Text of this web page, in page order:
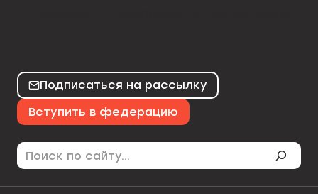
Подписаться на рассылку
Вступить в федерацию
Поиск